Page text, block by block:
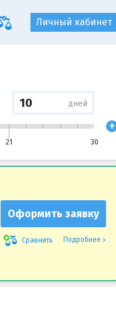
дней
21 30
+
Оформить заявку
Сравнить Подробнее
Личный кабинет